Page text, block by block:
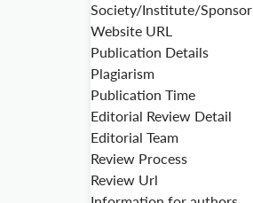
Society/Institute/Sponsor
Website URL
Publication Details
Plagiarism
Publication Time
Editorial Review Detail
Editorial Team
Review Process
Review Url